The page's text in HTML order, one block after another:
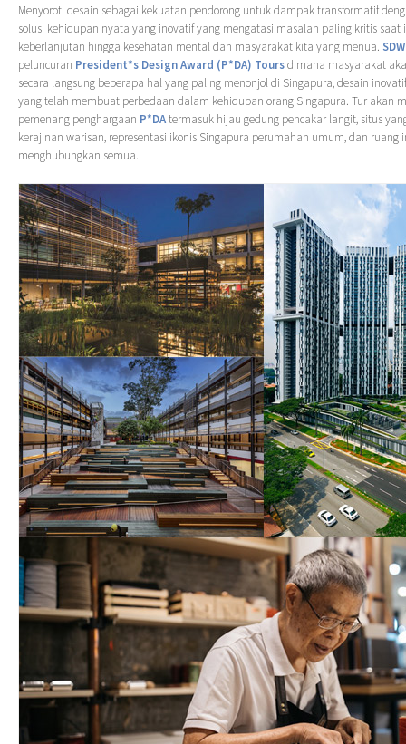
Menyoroti desain sebagai kekuatan pendorong untuk dampak transformatif
solusi kehidupan nyata yang inovatif yang mengatasi masalah paling kritis
keberlanjutan hingga kesehatan mental dan masyarakat kita yang menua. SDW
peluncuran President*s Design Award (P*DA) Toursdimana masyarakat
secara langsung beberapa hal yang paling menonjol di Singapura, desain
yang telah membuat perbedaan dalam kehidupan orang Singapura. Tur akan
pemenang penghargaan P*DAtermasuk hijau gedung pencakar langit, situs
kerajinan warisan, representasi ikonis Singapura perumahan umum, dan ruang
menghubungkan semua.